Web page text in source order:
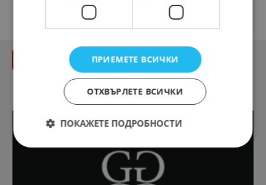
Категория ПРИЕМЕТЕ ВСИЧКИ
ОТХВЪРЛЕТЕ ВСИЧКИ
ПОКАЖЕТЕ ПОДРОБНОСТИ